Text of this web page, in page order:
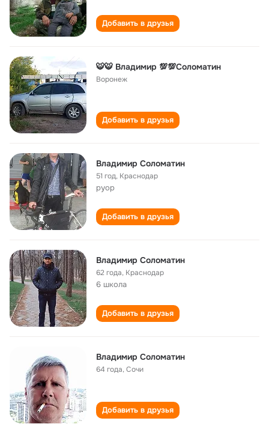
Добавить в друзья
🐯🐯 Владимир 💯💯Соломатин
Воронеж
Добавить в друзья
Владимир Соломатин
51 год, Краснодар
руор
Добавить в друзья
Владимир Соломатин
62 года, Краснодар
6 школа
Добавить в друзья
Владимир Соломатин
64 года,Сочи
Добавить в друзья